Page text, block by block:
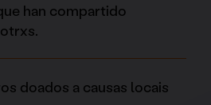
han compartido
doados a causas locais